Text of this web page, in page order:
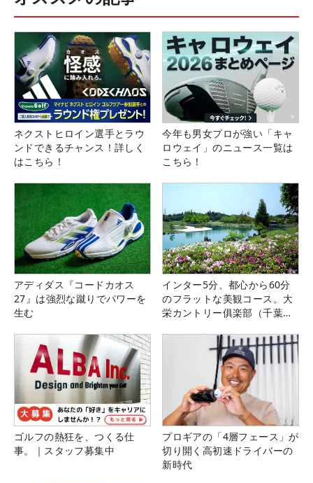
ネクストヒロイン選手とラウ
ンドできるチャンス！詳しく
はこちら！
今年も男女プロが強い「キャ
ロウェイ」のニュース一覧は
こちら！
アディダス『コードカオス
27』は強烈な蹴りでパワーを
生む
インター5分、都心から60分
のフラットな美観コース。大
栄カントリー俱楽部（千葉
ゴルフの熱狂を、つくる仕
事。｜スタッフ募集中
プロギアの「4層フェース」が
切り開く高初速ドライバーの
新時代